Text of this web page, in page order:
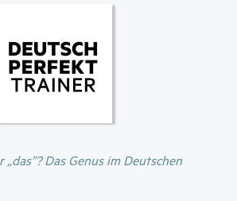
Inhalt
„das”? Das Genus im Deutschen